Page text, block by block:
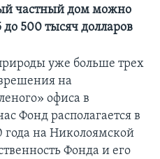
частный дом можно
до 500 тысяч долларов
уже больше трех
на
офиса в
Фонд располагается в
года на Николоямской
Фонда и его